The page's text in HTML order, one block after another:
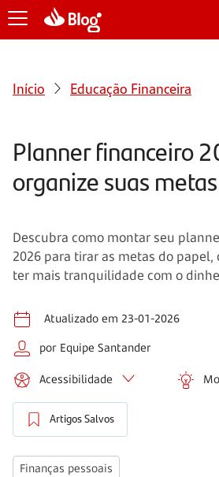
Início Educação Financeira
Planner financeiro
organize suas metas
Descubra como montar seu
2026 para tirar as metas do papel,
ter mais tranquilidade com o
Atualizado em 23-01-2026
por Equipe Santander
Acessibilidade
Artigos Salvos
Finanças pessoais